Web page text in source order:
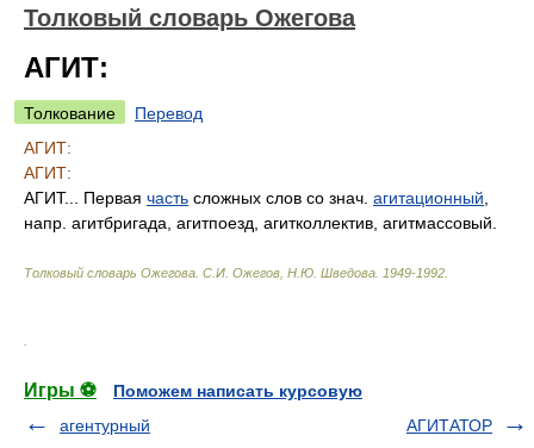
Толковый словарь Ожегова
АГИТ:
Толкование
Перевод
АГИТ:
АГИТ:
АГИТ... Первая часть сложных слов со знач. агитационный
напр. агитбригада, агитпоезд, агитколлектив, агитмассовый.
Толковый словарь Ожегова С.И. Ожегов, Н.Ю. Шведова. 1949-1992
Игры ⚽
Поможем написать курсовую
агентурный
АГИТАТОР